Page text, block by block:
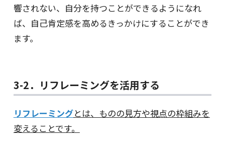
響されない、自分を持つことができるようになれ
ば、自己肯定感を高めるきっかけにすることができ
ます。
3-2．リフレーミングを活用する
リフレーミングとは、ものの見方や視点の枠組みを
変えることです。